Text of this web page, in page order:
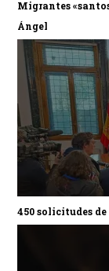
Migrantes
Ángel
450 solicitudes